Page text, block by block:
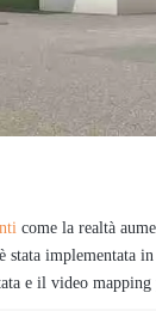
come la realtà
stata
e il video